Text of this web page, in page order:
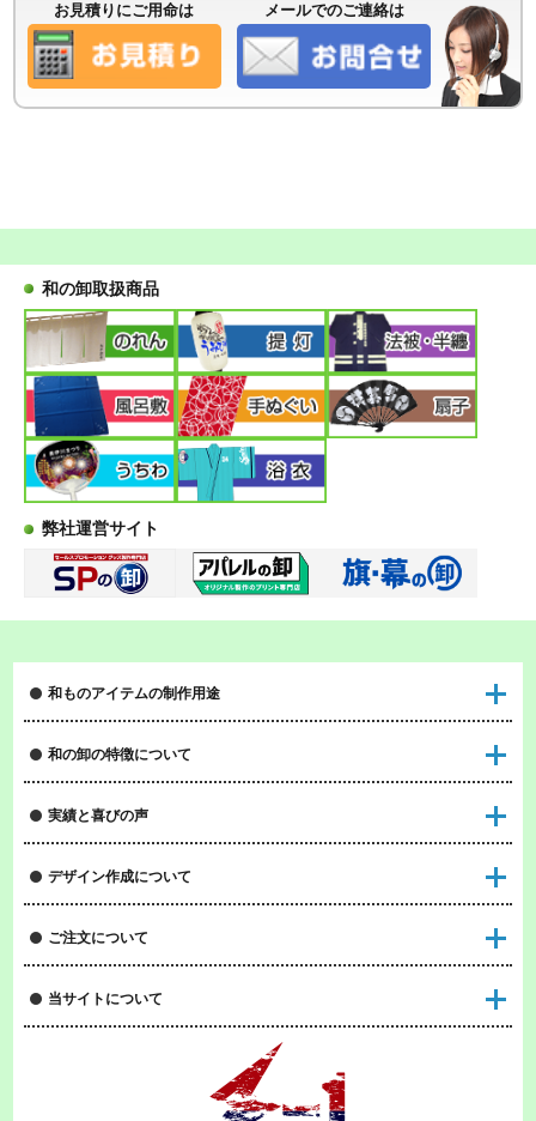
お見積りにご用命は メールでのご連絡は
和の卸取扱商品
弊社運営サイト
和ものアイテムの制作用途
和の卸の特徴について
実績と喜びの声
デザイン作成について
ご注文について
当サイトについて